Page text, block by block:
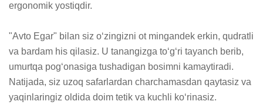
ergonomik yostiqdir.
"Avto Egar" bilan siz oʻzingizni ot mingandek erkin, qudratli
va bardam his qilasiz. U tanangizga toʻgʻri tayanch berib,
umurtqa pogʻonasiga tushadigan bosimni kamaytiradi.
Natijada, siz uzoq safarlardan charchamasdan qaytasiz va
yaqinlaringiz oldida doim tetik va kuchli koʻrinasiz.